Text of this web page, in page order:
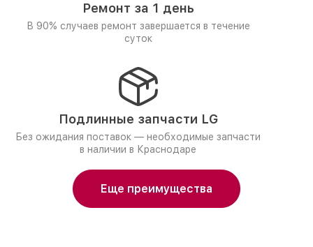
Ремонт за 1 день
В 90% случаев ремонт завершается в течение
суток
Подлинные запчасти LG
Без ожидания поставок — необходимые запчасти
в наличии в Краснодаре
Еще преимущества